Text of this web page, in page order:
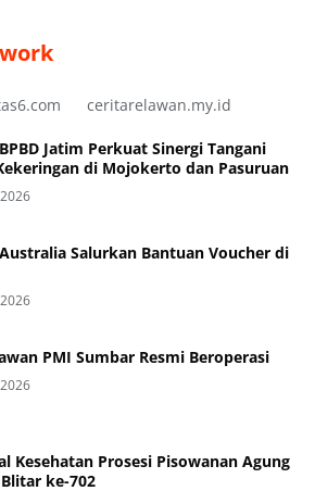
ceritarelawan.my.id
Jatim Perkuat Sinergi Tangani
di Mojokerto dan Pasuruan
Salurkan Bantuan Voucher di
PMI Sumbar Resmi Beroperasi
Kesehatan Prosesi Pisowanan Agung
ke-702